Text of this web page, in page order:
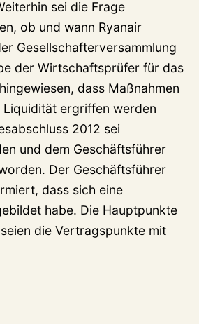
sei die Frage
ob und wann Ryanair
Gesellschafterversammlung
der Wirtschaftsprüfer für das
dass Maßnahmen
ergriffen werden
2012 sei
und dem Geschäftsführer
Der Geschäftsführer
dass sich eine
habe. Die Hauptpunkte
die Vertragspunkte mit